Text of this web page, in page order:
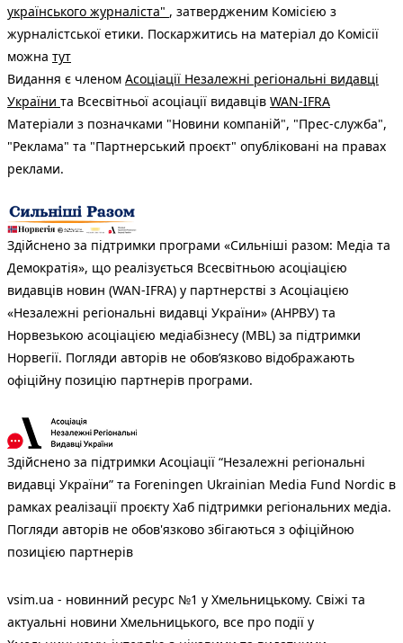
українського журналіста" , затвердженим Комісією з
журналістської етики. Поскаржитись на матеріал до Комісії
можна тут
Видання є членом Асоціації Незалежні регіональні видавці
України та Всесвітньої асоціації видавців WAN-IFRA
Матеріали з позначками "Новини компаній", "Прес-служба",
"Реклама" та "Партнерський проєкт" опубліковані на правах
реклами.
Здійснено за підтримки програми «Сильніші разом: Медіа та
Демократія», що реалізується Всесвітньою асоціацією
видавців новин (WAN-IFRA) у партнерстві з Асоціацією
«Незалежні регіональні видавці України» (АНРВУ) та
Норвезькою асоціацією медіабізнесу (MBL) за підтримки
Норвегії. Погляди авторів не обов’язково відображають
офіційну позицію партнерів програми.
Здійснено за підтримки Асоціації “Незалежні регіональні
видавці України” та Foreningen Ukrainian Media Fund Nordic в
рамках реалізації проєкту Хаб підтримки регіональних медіа.
Погляди авторів не обов'язково збігаються з офіційною
позицією партнерів
vsim.ua - новинний ресурс №1 у Хмельницькому. Свіжі та
актуальні новини Хмельницького, все про події у